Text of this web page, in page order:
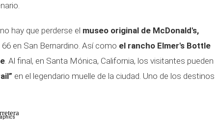
hay que perderse el museo original de McDonald's,
en San Bernardino. Así como el rancho Elmer's Bottle
. Al final, en Santa Mónica, California, los visitantes pueden
en el legendario muelle de la ciudad. Uno de los destinos